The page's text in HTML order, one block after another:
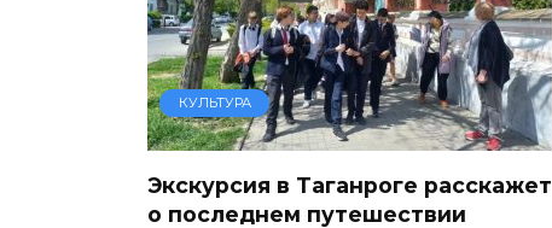
КУЛЬТУРА
Экскурсия в Таганроге расскажет
о последнем путешествии